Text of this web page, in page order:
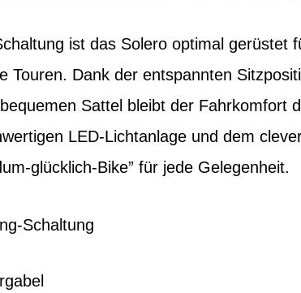
ist das Solero optimal gerüstet
Touren. Dank der entspannten
Sattel bleibt der Fahrkomfort
LED-Lichtanlage und dem
glücklich-Bike” für jede Gelegenheit.
Schaltung